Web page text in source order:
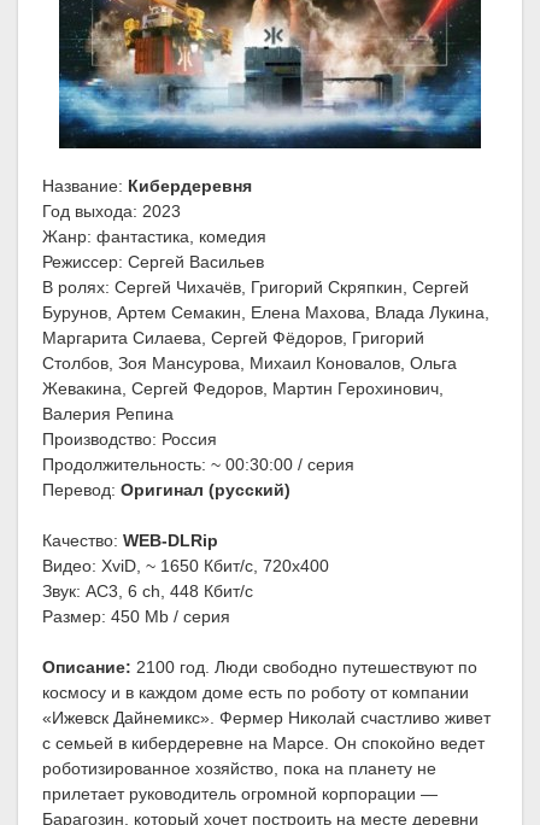
Название: Кибердеревня
Год выхода: 2023
Жанр: фантастика, комедия
Режиссер: Сергей Васильев
В ролях: Сергей Чихачёв, Григорий Скряпкин, Сергей
Бурунов, Артем Семакин, Елена Махова, Влада Лукина,
Маргарита Силаева, Сергей Фёдоров, Григорий
Столбов, Зоя Мансурова, Михаил Коновалов, Ольга
Жевакина, Сергей Федоров, Мартин Герохинович,
Валерия Репина
Производство: Россия
Продолжительность: ~ 00:30:00 / серия
Перевод: Оригинал (русский)
Качество: WEB-DLRip
Видео: XviD, ~ 1650 Кбит/с, 720x400
Звук: AC3, 6 ch, 448 Кбит/с
Размер: 450 Mb / серия
Описание: 2100 год. Люди свободно путешествуют по
космосу и в каждом доме есть по роботу от компании
«Ижевск Дайнемикс». Фермер Николай счастливо живет
с семьей в кибердеревне на Марсе. Он спокойно ведет
роботизированное хозяйство, пока на планету не
прилетает руководитель огромной корпорации —
Барагозин, который хочет построить на месте деревни